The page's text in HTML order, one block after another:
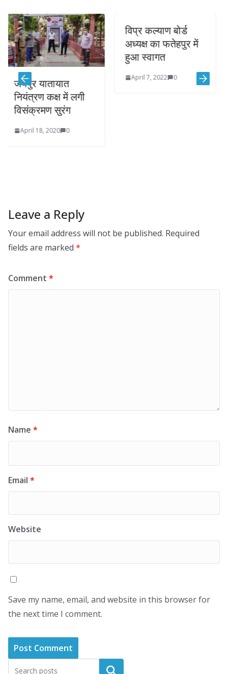
कक्ष में लगी
सुरंग
2020 0
विप्र कल्याण बोर्ड
अध्यक्ष का फतेहपुर में
हुआ स्वागत
April 7, 2022 0 April 7,
Leave a Reply
Your email address will not be published. Required
fields are marked *
Comment *
Name *
Email *
Website
Save my name, email, and website in this browser for
the next time I comment.